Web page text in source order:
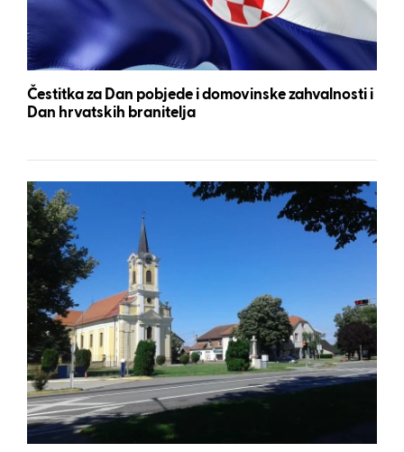
Čestitka za Dan pobjede i domovinske zahvalnosti i
Dan hrvatskih branitelja